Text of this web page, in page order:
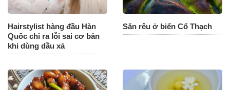
Hairstylist hàng đầu Hàn
Quốc chỉ ra lỗi sai cơ bản
khi dùng dầu xả
Săn rêu ở biển Cổ Thạch